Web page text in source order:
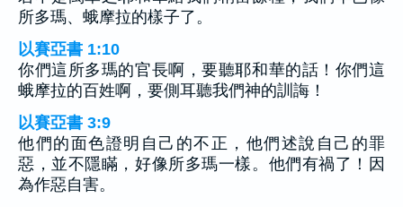
所多瑪、蛾摩拉的樣子了。
以賽亞書 1:10
你們這所多瑪的官長啊，要聽耶和華的話！你們這
蛾摩拉的百姓啊，要側耳聽我們神的訓誨！
以賽亞書 3:9
他們的面色證明自己的不正，他們述說自己的罪
惡，並不隱瞞，好像所多瑪一樣。他們有禍了！因
為作惡自害。